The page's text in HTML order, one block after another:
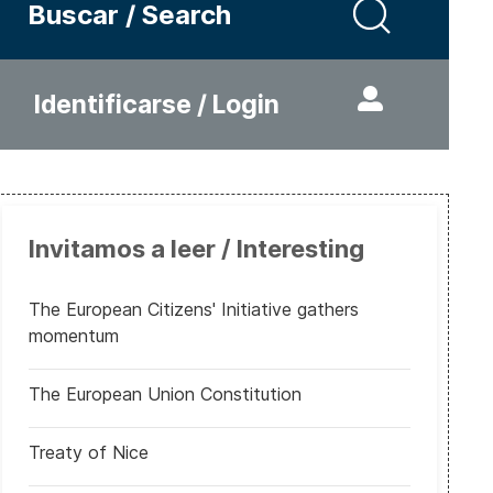
Buscar / Search
Identificarse / Login
Invitamos a leer / Interesting
The European Citizens' Initiative gathers
momentum
The European Union Constitution
Treaty of Nice